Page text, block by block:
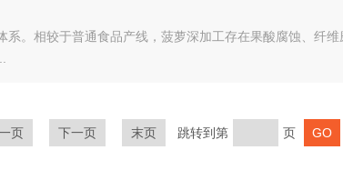
。相较于普通食品产线，菠萝深加工存在果酸腐蚀、纤
一页 下一页 末页 跳转到第 页